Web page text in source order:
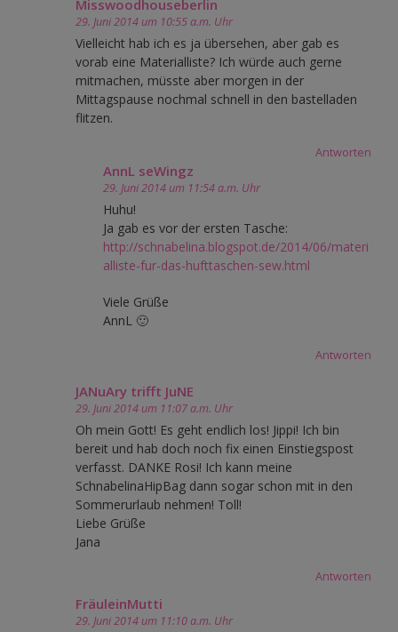
Misswoodhouseberlin
29. Juni 2014 um 10:55 a.m. Uhr
Vielleicht hab ich es ja übersehen, aber gab es
vorab eine Materialliste? Ich würde auch gerne
mitmachen, müsste aber morgen in der
Mittagspause nochmal schnell in den bastelladen
flitzen.
Antworten
AnnL seWingz
29. Juni 2014 um 11:54 a.m. Uhr
Huhu!
Ja gab es vor der ersten Tasche:
http://schnabelina.blogspot.de/2014/06/materi
alliste-fur-das-hufttaschen-sew.html
Viele Grüße
AnnL 🙂
Antworten
JANuAry trifft JuNE
29. Juni 2014 um 11:07 a.m. Uhr
Oh mein Gott! Es geht endlich los! Jippi! Ich bin
bereit und hab doch noch fix einen Einstiegspost
verfasst. DANKE Rosi! Ich kann meine
SchnabelinaHipBag dann sogar schon mit in den
Sommerurlaub nehmen! Toll!
Liebe Grüße
Jana
Antworten
FräuleinMutti
29. Juni 2014 um 11:10 a.m. Uhr